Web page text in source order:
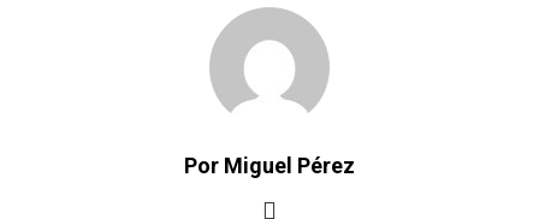
Por Miguel Pérez